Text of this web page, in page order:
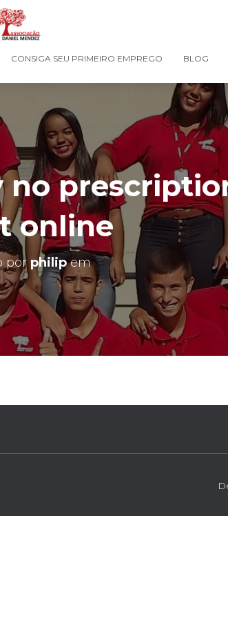
CONSIGA SEU PRIMEIRO EMPREGO BLOG
online
por philipem